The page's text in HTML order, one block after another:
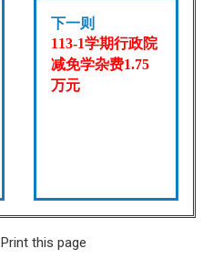
下一则
113-1学期行政院
减免学杂费1.75
万元
Print this page